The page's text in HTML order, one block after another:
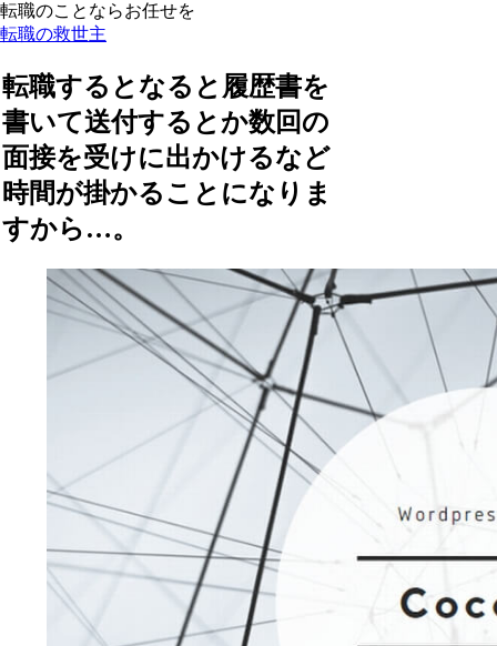
転職のことならお任せを
転職の救世主
転職するとなると履歴書を
書いて送付するとか数回の
面接を受けに出かけるなど
時間が掛かることになりま
すから…。